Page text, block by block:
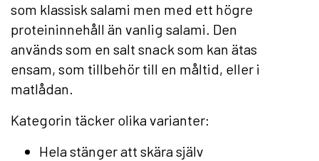
som klassisk salami men med ett högre
proteininnehåll än vanlig salami. Den
används som en salt snack som kan ätas
ensam, som tillbehör till en måltid, eller i
matlådan.
Kategorin täcker olika varianter:
Hela stänger att skära själv